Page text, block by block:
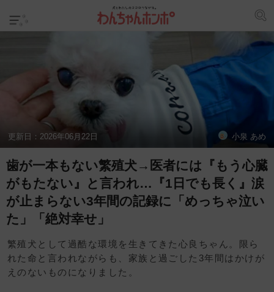
更新日： 2026年06月22日 小泉 あめ
歯が一本もない繁殖犬→医者には『もう心臓
がもたない』と言われ…『1日でも長く』涙
が止まらない3年間の記録に「めっちゃ泣い
た」「絶対幸せ」
繁殖犬として過酷な環境を生きてきた心良ちゃん。限ら
れた命と言われながらも、家族と過ごした3年間はかけが
えのないものになりました。